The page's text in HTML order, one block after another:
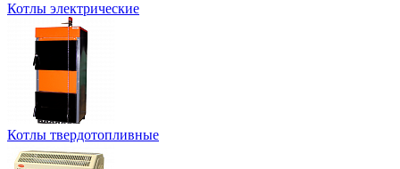
Котлы электрические
Котлы твердотопливные